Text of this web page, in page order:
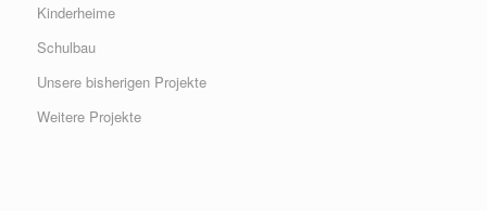
Kinderheime
Schulbau
Unsere bisherigen Projekte
Weitere Projekte